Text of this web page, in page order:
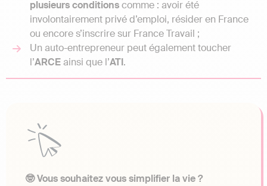
plusieurs conditionscomme : avoir été
involontairement privé d’emploi, résider en France
ou encore s’inscrire sur France Travail ;
Un auto-entrepreneur peut également toucher
l’ARCEainsi que l’ATI.
🤓 Vous souhaitez vous simplifier la vie ?